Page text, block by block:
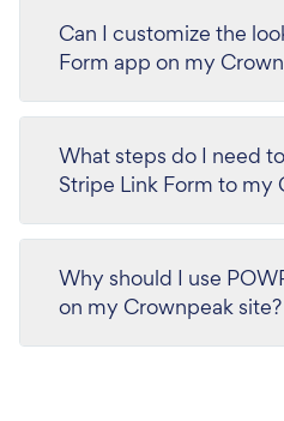
Can I customize the
Form app on my
What steps do I need
Stripe Link Form to my
Why should I use
on my Crownpeak site?